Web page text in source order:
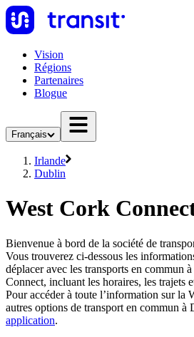
Vision
Régions
Partenaires
Blogue
Français
Irlande
Dublin
West Cork
Bienvenue à bord de la société de
Vous trouverez ci-dessous les
déplacer avec les transports en commun
Connect, incluant les horaires, les trajets
Pour accéder à toute l’information sur la
autres options de transport en commun à
application.